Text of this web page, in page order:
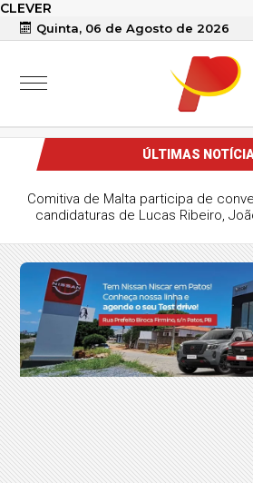
CLEVER
Quinta, 06 de Agosto de 2026
ÚLTIMAS
Comitiva de Malta participa de
candidaturas de Lucas Ribeiro,